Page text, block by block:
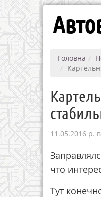
Головна
11.05.2016 р.
что
Тут